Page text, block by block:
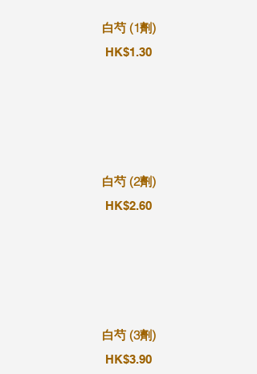
白芍 (1劑)
HK$1.30
白芍 (2劑)
HK$2.60
白芍 (3劑)
HK$3.90